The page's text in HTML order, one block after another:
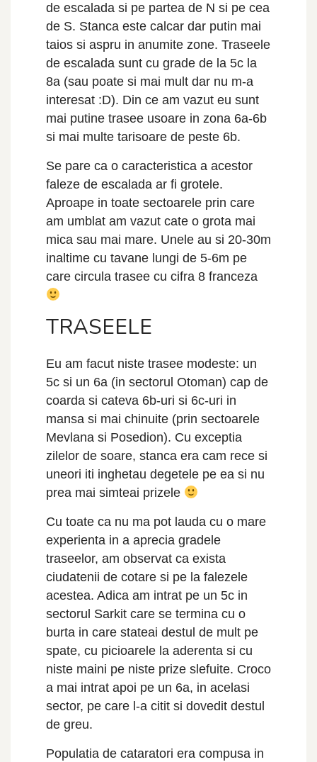
de escalada si pe partea de N si pe cea
de S. Stanca este calcar dar putin mai
taios si aspru in anumite zone. Traseele
de escalada sunt cu grade de la 5c la
8a (sau poate si mai mult dar nu m-a
interesat :D). Din ce am vazut eu sunt
mai putine trasee usoare in zona 6a-6b
si mai multe tarisoare de peste 6b.
Se pare ca o caracteristica a acestor
faleze de escalada ar fi grotele.
Aproape in toate sectoarele prin care
am umblat am vazut cate o grota mai
mica sau mai mare. Unele au si 20-30m
inaltime cu tavane lungi de 5-6m pe
care circula trasee cu cifra 8 franceza
TRASEELE
Eu am facut niste trasee modeste: un
5c si un 6a (in sectorul Otoman) cap de
coarda si cateva 6b-uri si 6c-uri in
mansa si mai chinuite (prin sectoarele
Mevlana si Posedion). Cu exceptia
zilelor de soare, stanca era cam rece si
uneori iti inghetau degetele pe ea si nu
prea mai simteai prizele
Cu toate ca nu ma pot lauda cu o mare
experienta in a aprecia gradele
traseelor, am observat ca exista
ciudatenii de cotare si pe la falezele
acestea. Adica am intrat pe un 5c in
sectorul Sarkit care se termina cu o
burta in care stateai destul de mult pe
spate, cu picioarele la aderenta si cu
niste maini pe niste prize slefuite. Croco
a mai intrat apoi pe un 6a, in acelasi
sector, pe care l-a citit si dovedit destul
de greu.
Populatia de cataratori era compusa in